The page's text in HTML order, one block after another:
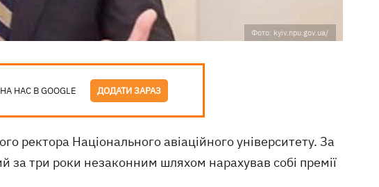
Фото: kyiv.npu.gov.ua/
НАС В GOOGLE ДОДАТИ ЗАРАЗ
ректора Національного авіаційного університету. За
за три роки незаконним шляхом нарахував собі премії